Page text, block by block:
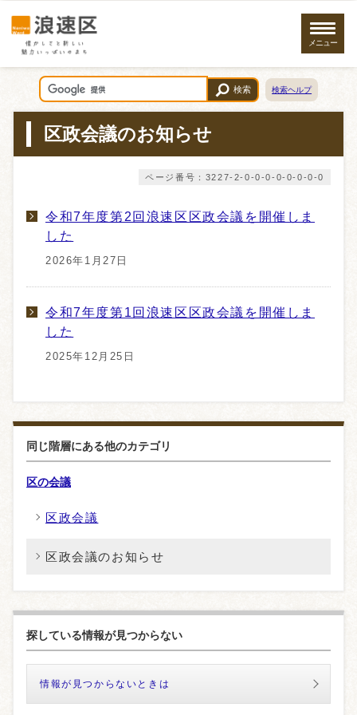
メニュー
検索 検索ヘルプ
区政会議のお知らせ
ページ番号：3227-2-0-0-0-0-0-0-0-0
令和7年度第2回浪速区区政会議を開催しま
した
2026年1月27日
令和7年度第1回浪速区区政会議を開催しま
した
2025年12月25日
同じ階層にある他のカテゴリ
区の会議
区政会議
区政会議のお知らせ
探している情報が見つからない
情報が見つからないときは